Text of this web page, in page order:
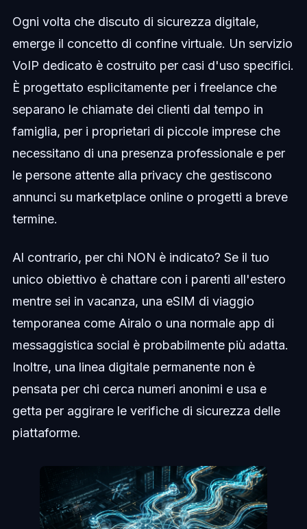
Ogni volta che discuto di sicurezza digitale,
emerge il concetto di confine virtuale. Un servizio
VoIP dedicato è costruito per casi d'uso specifici.
È progettato esplicitamente per i freelance che
separano le chiamate dei clienti dal tempo in
famiglia, per i proprietari di piccole imprese che
necessitano di una presenza professionale e per
le persone attente alla privacy che gestiscono
annunci su marketplace online o progetti a breve
termine.
Al contrario, per chi NON è indicato? Se il tuo
unico obiettivo è chattare con i parenti all'estero
mentre sei in vacanza, una eSIM di viaggio
temporanea come Airalo o una normale app di
messaggistica social è probabilmente più adatta.
Inoltre, una linea digitale permanente non è
pensata per chi cerca numeri anonimi e usa e
getta per aggirare le verifiche di sicurezza delle
piattaforme.